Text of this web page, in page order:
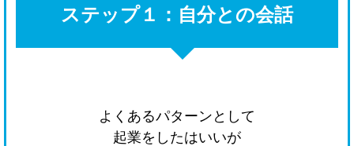
ステップ１：自分との会話
よくあるパターンとして
起業をしたはいいが